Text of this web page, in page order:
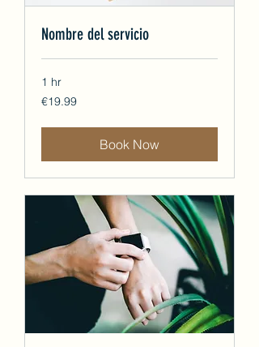
Nombre del servicio
1 hr
19.99
euros
€19.99
Book Now